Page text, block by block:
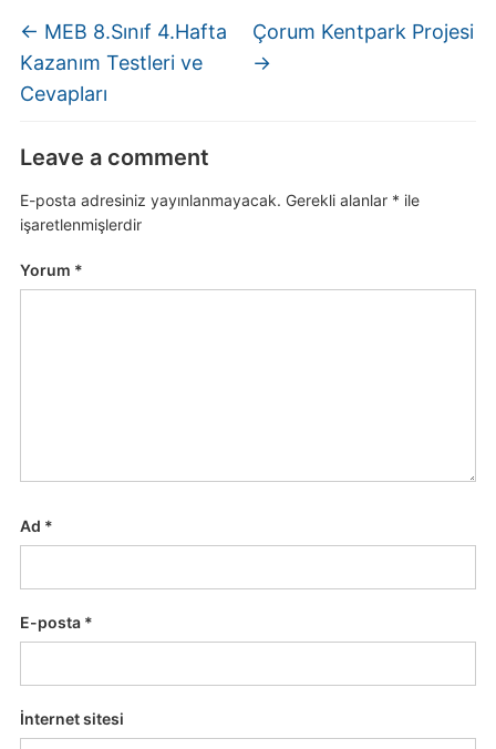
← MEB 8.Sınıf 4.Hafta
Kazanım Testleri ve
Cevapları
Çorum Kentpark Projesi
→
Leave a comment
E-posta adresiniz yayınlanmayacak. Gerekli alanlar * ile
işaretlenmişlerdir
Yorum *
Ad *
E-posta *
İnternet sitesi